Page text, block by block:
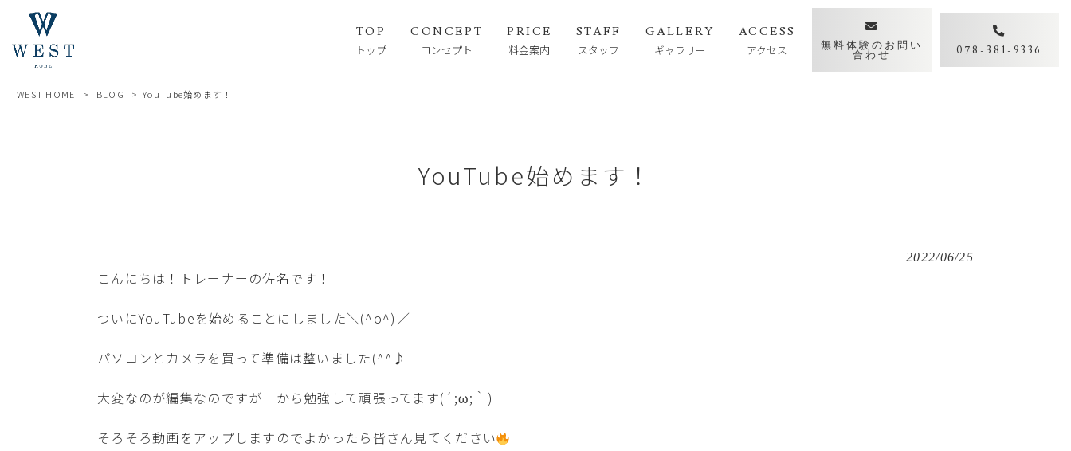
TOP
トップ
CONCEPT
コンセプト
PRICE
料金案内
STAFF
スタッフ
GALLERY
ギャラリー
ACCESS
アクセス
無料体験のお問い
合わせ 078-381-9336
WEST HOME > BLOG > YouTube始めます！
YouTube始めます！
2022/06/25
こんにちは！トレーナーの佐名です！
ついにYouTubeを始めることにしました＼(^o^)／
パソコンとカメラを買って準備は整いました(^^♪
大変なのが編集なのですが一から勉強して頑張ってます(´;ω;｀)
そろそろ動画をアップしますのでよかったら皆さん見てください